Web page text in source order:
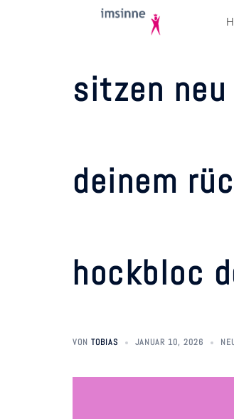
sitzen neu
deinem
hockbloc
VON TOBIAS JANUAR 10, 2026